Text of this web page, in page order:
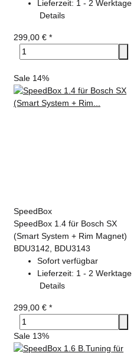
Lieferzeit: 1 - 2 Werktage
Details
299,00 € *
Sale 14%
SpeedBox
SpeedBox 1.4 für Bosch SX
(Smart System + Rim Magnet)
BDU3142, BDU3143
Sofort verfügbar
Lieferzeit: 1 - 2 Werktage
Details
299,00 € *
Sale 13%